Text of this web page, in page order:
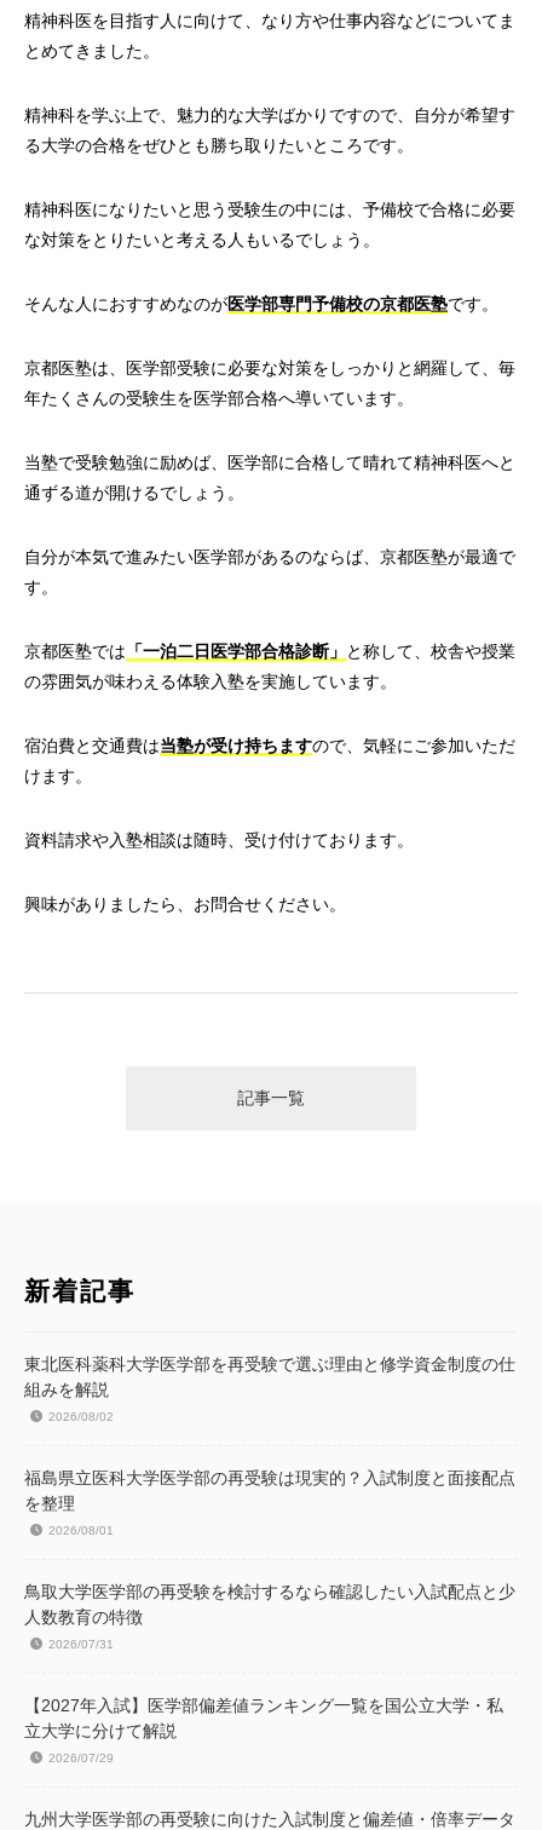
精神科医を目指す人に向けて、なり方や仕事内容などについてま
とめてきました。
精神科を学ぶ上で、魅力的な大学ばかりですので、自分が希望す
る大学の合格をぜひとも勝ち取りたいところです。
精神科医になりたいと思う受験生の中には、予備校で合格に必要
な対策をとりたいと考える人もいるでしょう。
そんな人におすすめなのが医学部専門予備校の京都医塾です。
京都医塾は、医学部受験に必要な対策をしっかりと網羅して、毎
年たくさんの受験生を医学部合格へ導いています。
当塾で受験勉強に励めば、医学部に合格して晴れて精神科医へと
通ずる道が開けるでしょう。
自分が本気で進みたい医学部があるのならば、京都医塾が最適で
す。
京都医塾では 「一泊二日医学部合格診断」 と称して、校舎や授業
の雰囲気が味わえる体験入塾を実施しています。
宿泊費と交通費は当塾が受け持ちますので、気軽にご参加いただ
けます。
資料請求や入塾相談は随時、受け付けております。
興味がありましたら、お問合せください。
記事一覧
新着記事
東北医科薬科大学医学部を再受験で選ぶ理由と修学資金制度の仕
組みを解説
2026/08/02
福島県立医科大学医学部の再受験は現実的？入試制度と面接配点
を整理
2026/08/01
鳥取大学医学部の再受験を検討するなら確認したい入試配点と少
人数教育の特徴
2026/07/31
【2027年入試】医学部偏差値ランキング一覧を国公立大学・私
立大学に分けて解説
2026/07/29
九州大学医学部の再受験に向けた入試制度と偏差値・倍率データ